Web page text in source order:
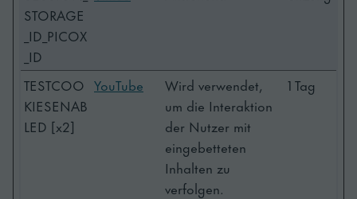
STORAGE
_ID_PICOX
_ID
TESTCOO
KIESENAB
LED [x2]
YouTube
Wird verwendet,
um die Interaktion
der Nutzer mit
eingebetteten
Inhalten zu
verfolgen.
1 Tag